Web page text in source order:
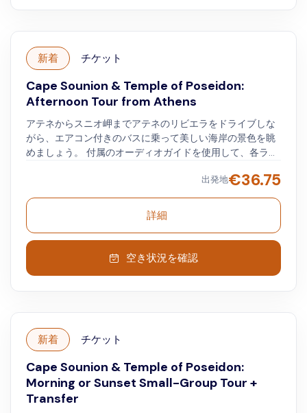
新着 チケット
Cape Sounion & Temple of Poseidon:
Afternoon Tour from Athens
アテネからスニオ岬までアテネのリビエラをドライブしな
がら、エアコン付きのバスに乗って美しい海岸の景色を眺
めましょう。 付属のオーディオガイドを使用して、各ラン
上70メートルにあるスニオンの崖でドライブを終了しま
す。 ここでは、この伝説的なロケーションを歩き回り、海
の景色を楽しむことができます。 また、ポセイドン神殿へ
の入場を選択することもできます（この購入には入場料は
含まれていません）。 アテネへの帰りのドライブでリラッ
クスする前に、写真を撮ったり、エリアを散策したりし
て、一日の終わりに夕日を楽しんでください。
出発地€36.75
詳細
空き状況を確認
新着 チケット
Cape Sounion & Temple of Poseidon:
Morning or Sunset Small-Group Tour +
Transfer